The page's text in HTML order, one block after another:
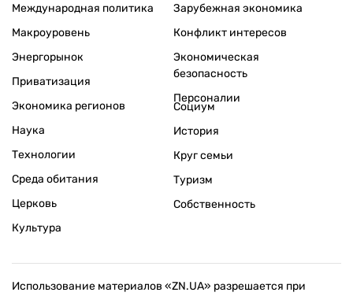
Международная политика
Макроуровень
Энергорынок
Приватизация
Экономика регионов
Зарубежная экономика
Конфликт интересов
Экономическая
безопасность
Персоналии
Наука
Технологии
Среда обитания
Церковь
Культура
Социум
История
Круг семьи
Туризм
Собственность
Использование материалов «ZN.UA» разрешается при